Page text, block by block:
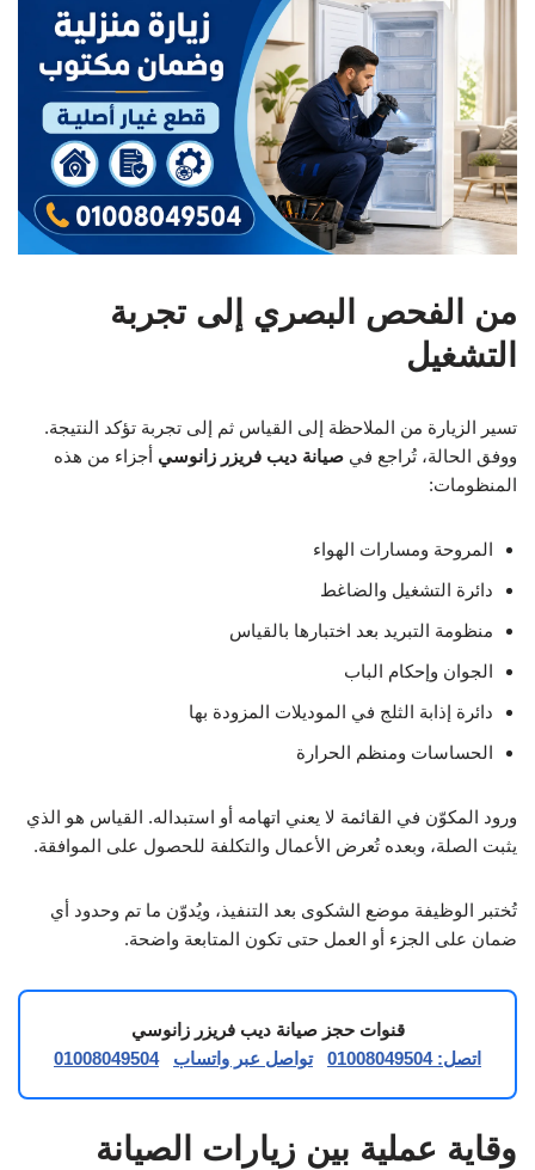
من الفحص البصري إلى تجربة
التشغيل
تسير الزيارة من الملاحظة إلى القياس ثم إلى تجربة تؤكد النتيجة.
ووفق الحالة، تُراجع في صيانة ديب فريزر زانوسي أجزاء من هذه
المنظومات:
المروحة ومسارات الهواء
دائرة التشغيل والضاغط
منظومة التبريد بعد اختبارها بالقياس
الجوان وإحكام الباب
دائرة إذابة الثلج في الموديلات المزودة بها
الحساسات ومنظم الحرارة
ورود المكوّن في القائمة لا يعني اتهامه أو استبداله. القياس هو الذي
يثبت الصلة، وبعده تُعرض الأعمال والتكلفة للحصول على الموافقة.
تُختبر الوظيفة موضع الشكوى بعد التنفيذ، ويُدوّن ما تم وحدود أي
ضمان على الجزء أو العمل حتى تكون المتابعة واضحة.
قنوات حجز صيانة ديب فريزر زانوسي
اتصل: 01008049504
تواصل عبر واتساب 01008049504
وقاية عملية بين زيارات الصيانة